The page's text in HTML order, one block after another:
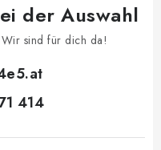
der Auswahl
Wir sind für dich da!
414